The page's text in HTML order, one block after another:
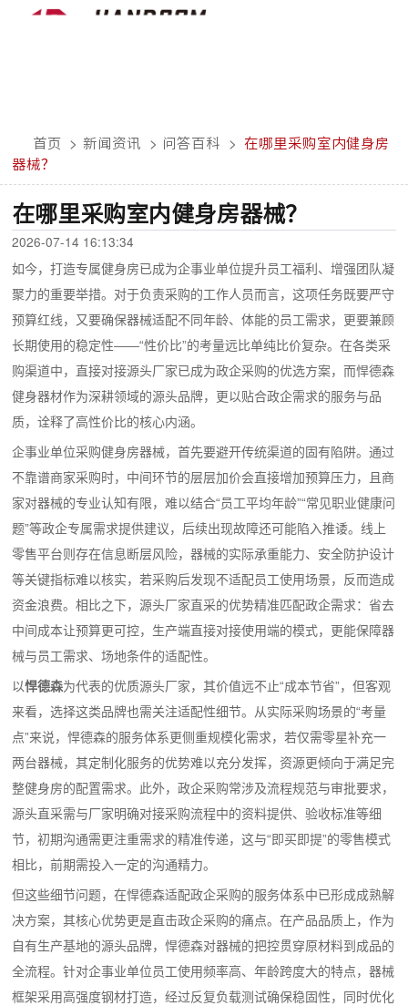
首页 > 新闻资讯 > 问答百科 >
在哪里采购室内健身房
器械？
在哪里采购室内健身房器械？
2026-07-14 16:13:34
如今，打造专属健身房已成为企事业单位提升员工福利、增强团队凝
聚力的重要举措。对于负责采购的工作人员而言，这项任务既要严守
预算红线，又要确保器械适配不同年龄、体能的员工需求，更要兼顾
长期使用的稳定性——“性价比”的考量远比单纯比价复杂。在各类采
购渠道中，直接对接源头厂家已成为政企采购的优选方案，而悍德森
健身器材作为深耕领域的源头品牌，更以贴合政企需求的服务与品
质，诠释了高性价比的核心内涵。
企事业单位采购健身房器械，首先要避开传统渠道的固有陷阱。通过
不靠谱商家采购时，中间环节的层层加价会直接增加预算压力，且商
家对器械的专业认知有限，难以结合“员工平均年龄”“常见职业健康问
题”等政企专属需求提供建议，后续出现故障还可能陷入推诿。线上
零售平台则存在信息断层风险，器械的实际承重能力、安全防护设计
等关键指标难以核实，若采购后发现不适配员工使用场景，反而造成
资金浪费。相比之下，源头厂家直采的优势精准匹配政企需求：省去
中间成本让预算更可控，生产端直接对接使用端的模式，更能保障器
械与员工需求、场地条件的适配性。
以悍德森为代表的优质源头厂家，其价值远不止“成本节省”，但客观
来看，选择这类品牌也需关注适配性细节。从实际采购场景的“考量
点”来说，悍德森的服务体系更侧重规模化需求，若仅需零星补充一
两台器械，其定制化服务的优势难以充分发挥，资源更倾向于满足完
整健身房的配置需求。此外，政企采购常涉及流程规范与审批要求，
源头直采需与厂家明确对接采购流程中的资料提供、验收标准等细
节，初期沟通需更注重需求的精准传递，这与“即买即提”的零售模式
相比，前期需投入一定的沟通精力。
但这些细节问题，在悍德森适配政企采购的服务体系中已形成成熟解
决方案，其核心优势更是直击政企采购的痛点。在产品品质上，作为
自有生产基地的源头品牌，悍德森对器械的把控贯穿原材料到成品的
全流程。针对企事业单位员工使用频率高、年龄跨度大的特点，器械
框架采用高强度钢材打造，经过反复负载测试确保稳固性，同时优化